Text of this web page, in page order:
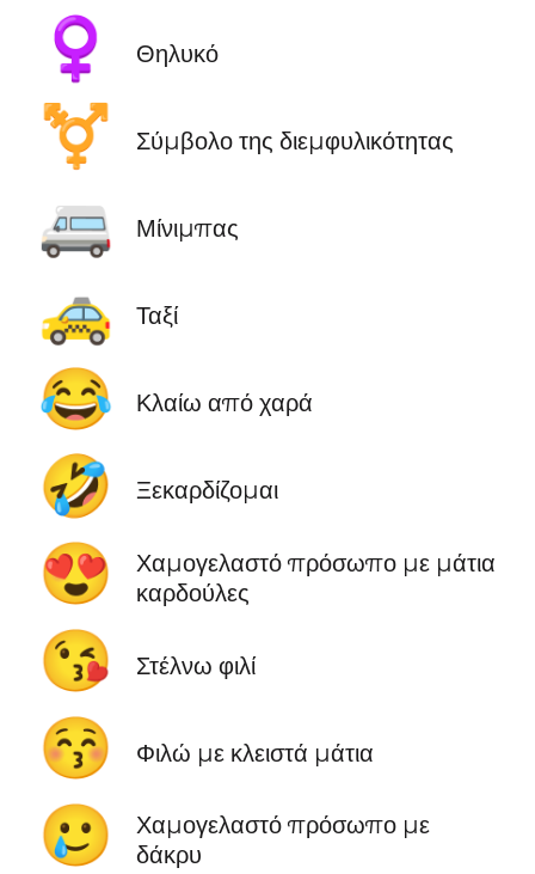
♀️ Θηλυκό
⚧️ Σύμβολο της διεμφυλικότητας
🚐 Μίνιμπας
🚕 Ταξί
😂 Κλαίω από χαρά
🤣 Ξεκαρδίζομαι
😍
Χαμογελαστό πρόσωπο με μάτια
καρδούλες
😘 Στέλνω φιλί
😚 Φιλώ με κλειστά μάτια
🥲
Χαμογελαστό πρόσωπο με
δάκρυ